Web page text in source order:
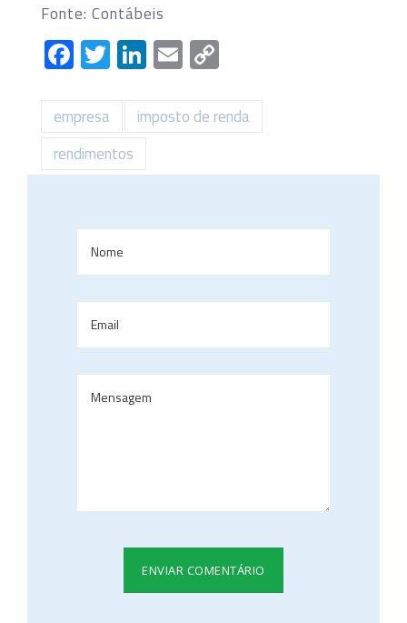
Fonte: Contábeis
Facebook
Twitter
LinkedIn
Email
empresa
imposto de renda
rendimentos